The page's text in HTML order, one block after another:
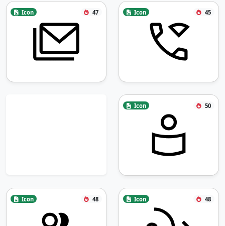
Icon 47 Icon 45
Icon 50
Icon 48 Icon 48